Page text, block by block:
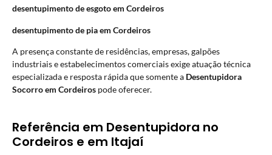
desentupimento de esgoto em Cordeiros
desentupimento de pia em Cordeiros
A presença constante de residências, empresas, galpões
industriais e estabelecimentos comerciais exige atuação técnica
especializada e resposta rápida que somente a Desentupidora
Socorro em Cordeiros pode oferecer.
Referência em Desentupidora no
Cordeiros e em Itajaí